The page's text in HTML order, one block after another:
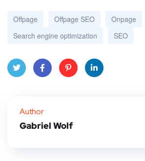
Offpage Offpage SEO Onpage
Search engine optimization
SEO
book
Author
Gabriel Wolf